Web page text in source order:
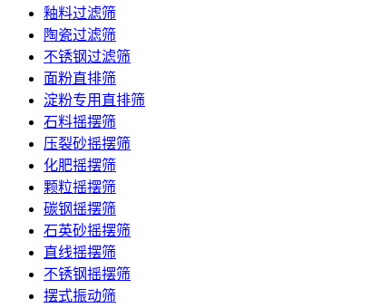
釉料过滤筛
陶瓷过滤筛
不锈钢过滤筛
面粉直排筛
淀粉专用直排筛
石料摇摆筛
压裂砂摇摆筛
化肥摇摆筛
颗粒摇摆筛
碳钢摇摆筛
石英砂摇摆筛
直线摇摆筛
不锈钢摇摆筛
摆式振动筛